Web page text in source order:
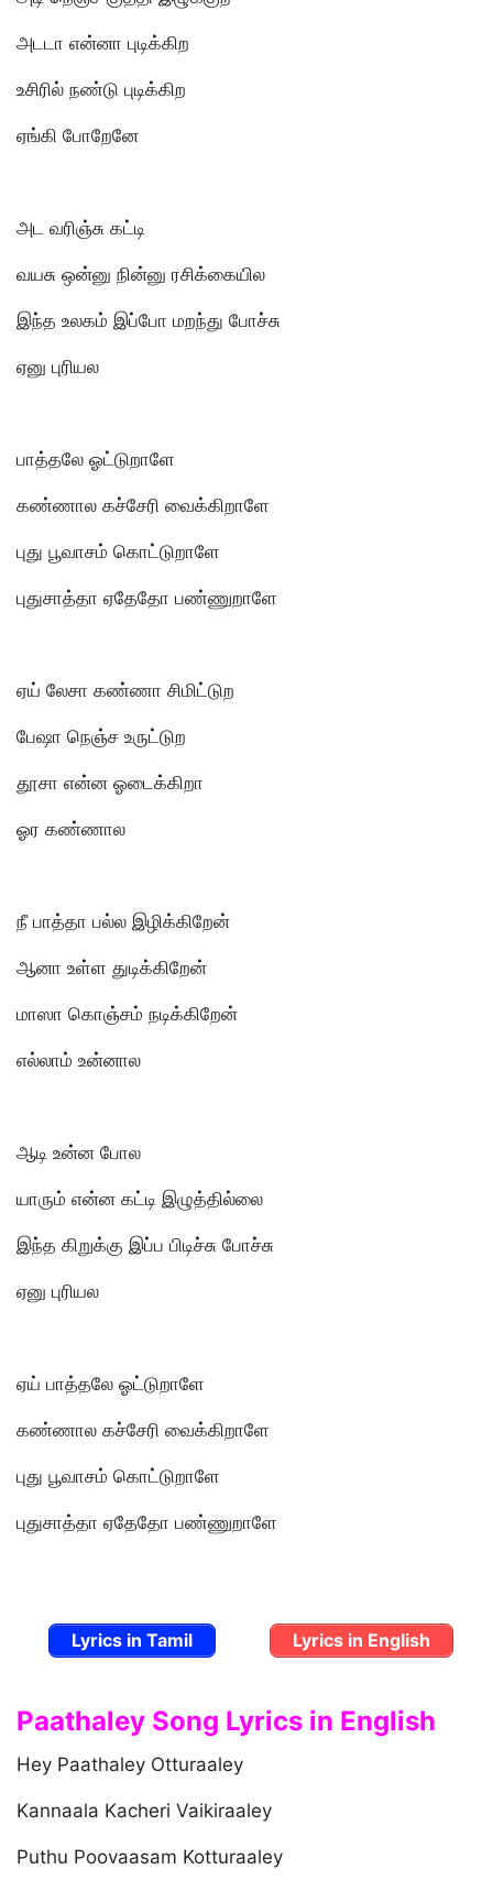
அடடா என்னா புடிக்கிற
உசிரில் நண்டு புடிக்கிற
ஏங்கி போறேனே
அட வரிஞ்சு கட்டி
வயசு ஒன்னு நின்னு ரசிக்கையில
இந்த உலகம் இப்போ மறந்து போச்சு
ஏனு புரியல
பாத்தலே ஓட்டுறாளே
கண்ணால கச்சேரி வைக்கிறாளே
புது பூவாசம் கொட்டுறாளே
புதுசாத்தா ஏதேதோ பண்ணுறாளே
ஏய் லேசா கண்ணா சிமிட்டுற
பேஷா நெஞ்ச உருட்டுற
தூசா என்ன ஓடைக்கிறா
ஓர கண்ணால
நீ பாத்தா பல்ல இழிக்கிறேன்
ஆனா உள்ள துடிக்கிறேன்
மாஸா கொஞ்சம் நடிக்கிறேன்
எல்லாம் உன்னால
ஆடி உன்ன போல
யாரும் என்ன கட்டி இழுத்தில்லை
இந்த கிறுக்கு இப்ப பிடிச்சு போச்சு
ஏனு புரியல
ஏய் பாத்தலே ஓட்டுறாளே
கண்ணால கச்சேரி வைக்கிறாளே
புது பூவாசம் கொட்டுறாளே
புதுசாத்தா ஏதேதோ பண்ணுறாளே
Lyrics in Tamil Lyrics in English
Paathaley Song Lyrics in English
Hey Paathaley Otturaaley
Kannaala Kacheri Vaikiraaley
Puthu Poovaasam Kotturaaley